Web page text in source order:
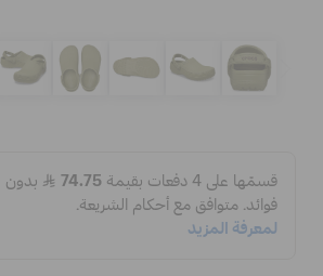
تنزيلات
تسجيل الدخول / اشتراك